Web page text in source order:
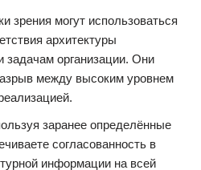
зрения могут использоваться
архитектуры
задачам организации. Они
между высоким уровнем
заранее определённые
согласованность в
информации на всей